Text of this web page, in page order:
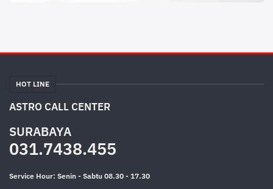
HOT LINE
ASTRO CALL CENTER
SURABAYA
031.7438.455
Service Hour: Senin - Sabtu 08.30 - 17.30